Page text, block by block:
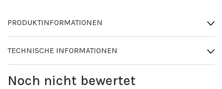
PRODUKTINFORMATIONEN
TECHNISCHE INFORMATIONEN
Noch nicht bewertet